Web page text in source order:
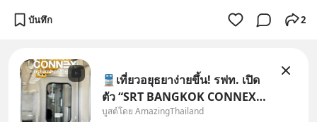
บันทึก 2
🚆เที่ยวอยุธยาง่ายขึ้น! รฟท. เปิด
ตัว “SRT BANGKOK CONNEX”
รถไฟชานเมืองปรับอากาศ เชื่อม
บูสต์โดย AmazingThailand